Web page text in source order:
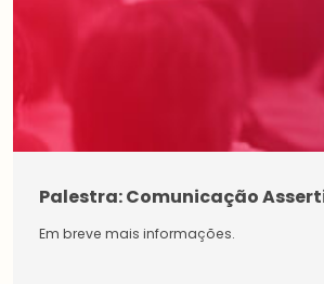
Palestra: Comunicação
Em breve mais informações.